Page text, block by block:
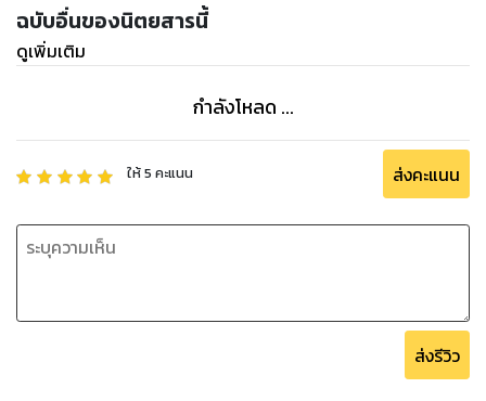
ฉบับอื่นของนิตยสารนี้
ดูเพิ่มเติม
กำลังโหลด ...
ให้5 คะแนน ส่งคะแนน
ส่งรีวิว